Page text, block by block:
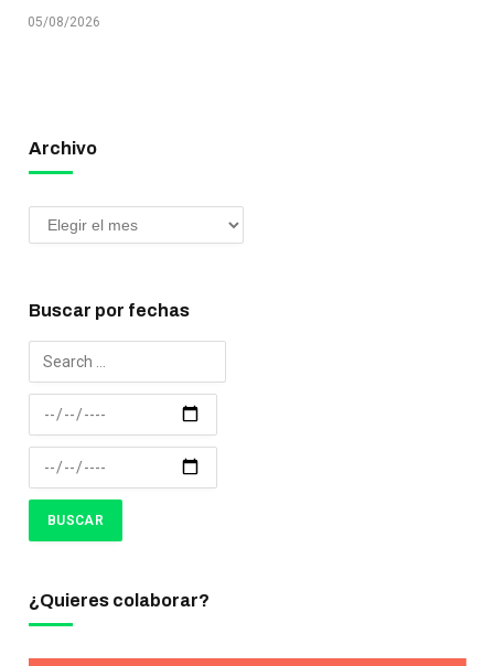
05/08/2026
Archivo
Buscar por fechas
¿Quieres colaborar?